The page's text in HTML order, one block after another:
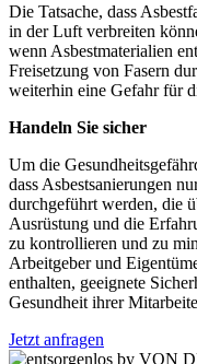
Die Tatsache, dass
in der Luft verbreiten
wenn Asbestmaterialien
Freisetzung von Fasern
weiterhin eine Gefahr für
Handeln Sie sicher
Um die
dass Asbestsanierungen
durchgeführt werden, die
Ausrüstung und die
zu kontrollieren und zu
Arbeitgeber und
enthalten, geeignete
Gesundheit ihrer
Jetzt anfragen